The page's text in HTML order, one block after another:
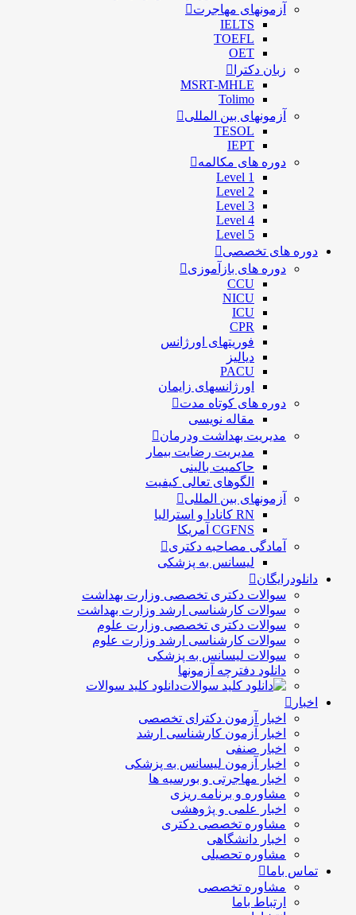
آزمونهای مهاجرت
IELTS
TOEFL
OET
زبان دکترا
MSRT-MHLE
Tolimo
آزمونهای بین المللی
TESOL
IEPT
دوره های مکالمه
Level 1
Level 2
Level 3
Level 4
Level 5
دوره های تخصصی
دوره های بازآموزی
CCU
NICU
ICU
CPR
فوریتهای اورژانس
دیالیز
PACU
اورژانسهای زایمان
دوره های کوتاه مدت
مقاله نویسی
مدیریت بهداشت ودرمان
مديريت رضايت بيمار
حاكميت بالينی
الگوهای تعالی کيفيت
آزمونهای بین المللی
RN کانادا و استرالیا
CGFNS آمریکا
آمادگی مصاحبه دکتری
لیسانس به پزشکی
دانلودرایگان
سوالات دکتری تخصصی وزارت بهداشت
سوالات کارشناسی ارشد وزارت بهداشت
سوالات دکتری تخصصی وزارت علوم
سوالات کارشناسی ارشد وزارت علوم
سوالات لیسانس به پزشکی
دانلود دفترچه آزمونها
دانلود کلید سوالات
اخبار
اخبار آزمون دکترای تخصصی
اخبار آزمون کارشناسی ارشد
اخبار صنفی
اخبار آزمون لیسانس به پزشکی
اخبار مهاجرتی و بورسیه ها
مشاوره و برنامه ریزی
اخبار علمی و پژوهشی
مشاوره تخصصی دکتری
اخبار دانشگاهی
مشاوره تحصیلی
تماس باما
مشاوره تخصصی
ارتباط باما